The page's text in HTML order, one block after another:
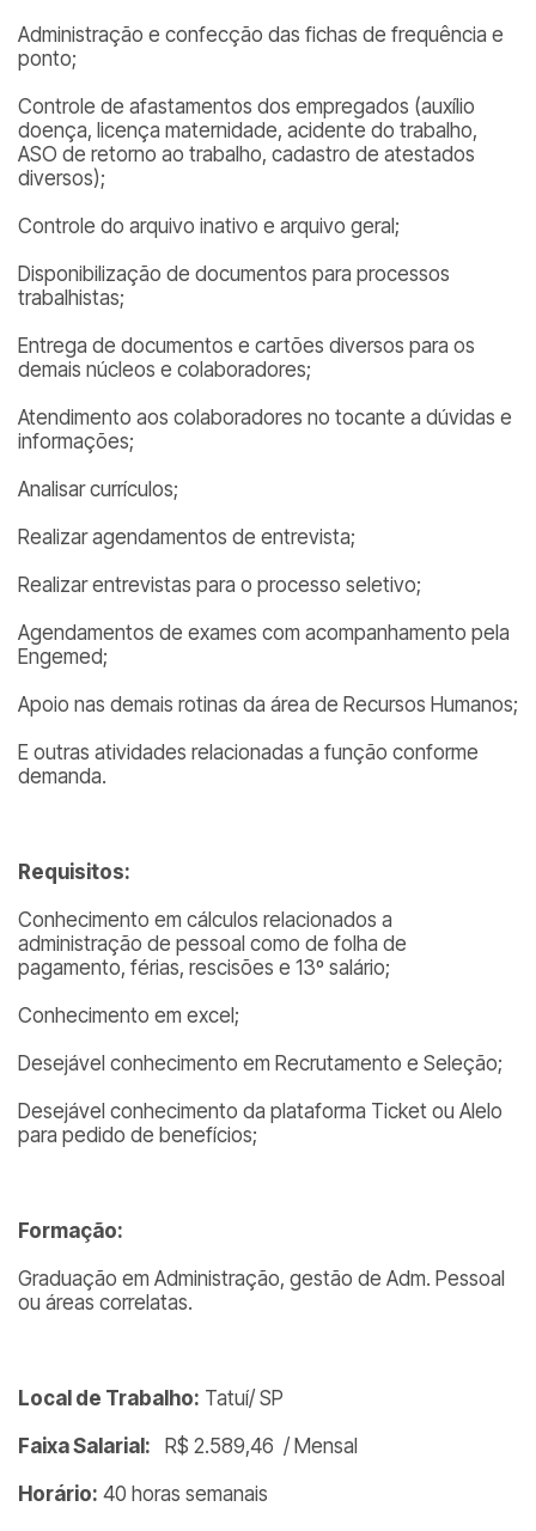
Administração e confecção das fichas de frequência e
ponto;
Controle de afastamentos dos empregados (auxílio
doença, licença maternidade, acidente do trabalho,
ASO de retorno ao trabalho, cadastro de atestados
diversos);
Controle do arquivo inativo e arquivo geral;
Disponibilização de documentos para processos
trabalhistas;
Entrega de documentos e cartões diversos para os
demais núcleos e colaboradores;
Atendimento aos colaboradores no tocante a dúvidas e
informações;
Analisar currículos;
Realizar agendamentos de entrevista;
Realizar entrevistas para o processo seletivo;
Agendamentos de exames com acompanhamento pela
Engemed;
Apoio nas demais rotinas da área de Recursos Humanos;
E outras atividades relacionadas a função conforme
demanda.
Requisitos:
Conhecimento em cálculos relacionados a
administração de pessoal como de folha de
pagamento, férias, rescisões e 13º salário;
Conhecimento em excel;
Desejável conhecimento em Recrutamento e Seleção;
Desejável conhecimento da plataforma Ticket ou Alelo
para pedido de benefícios;
Formação:
Graduação em Administração, gestão de Adm. Pessoal
ou áreas correlatas.
Local de Trabalho: Tatuí/ SP
Faixa Salarial: R$ 2.589,46 / Mensal
Horário: 40 horas semanais